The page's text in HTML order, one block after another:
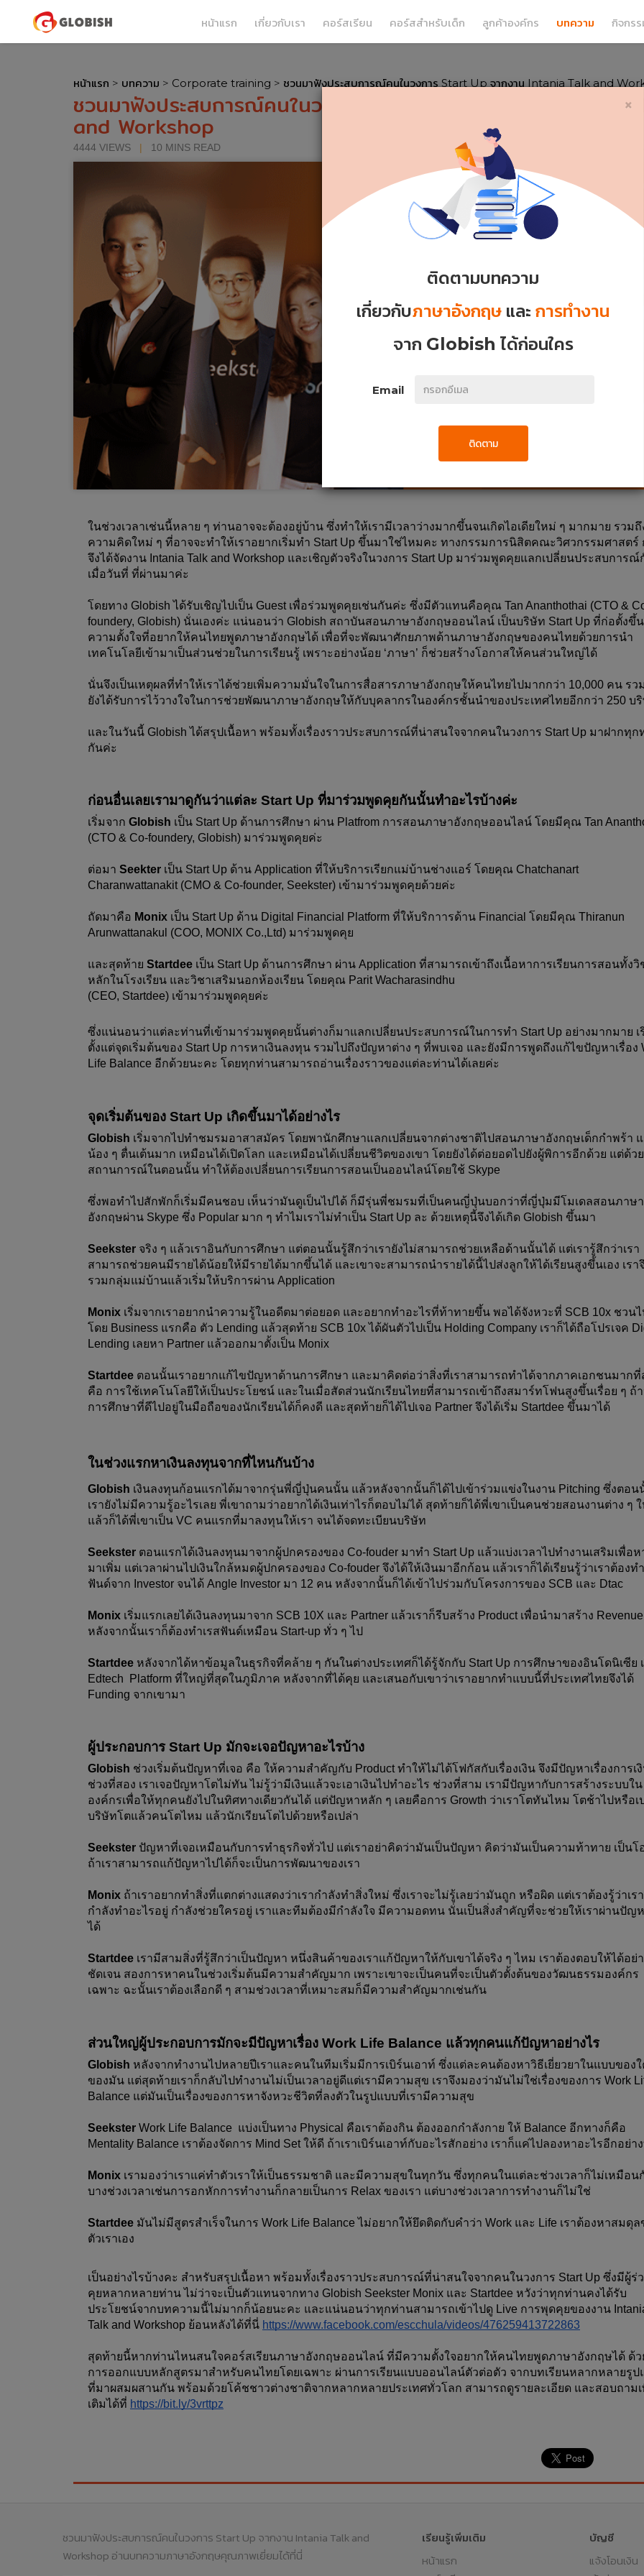
หน้าแรก เกี่ยวกับเรา คอร์สเรียน คอร์สสำหรับเด็ก ลูกค้าองค์กร บทความ กิจกรร
หน้าแรก > บทความ > Corporate training > ชวนมาฟังประสบการณ์คนในวงการ Start Up จากงาน Intania Talk and
ชวนมาฟังประสบการณ์คนในวงการ Start Up จากงาน Intania
and Workshop
4444 VIEWS | 10 MINS READ Thursday 29 /
ในช่วงเวลาเช่นนี้หลาย ๆ ท่านอาจจะต้องอยู่บ้าน ซึ่งทำให้เรามีเวลาว่างมากขึ้นจนเกิดไอเดียใหม่ ๆ มากมาย รวมถึ
ความคิดใหม่ ๆ ที่อาจจะทำให้เราอยากเริ่มทำ Start Up ขึ้นมาใช่ไหมคะ ทางกรรมการนิสิตคณะวิศวกรรมศาสตร์
จึงได้จัดงาน Intania Talk and Workshop และเชิญตัวจริงในวงการ Start Up มาร่วมพูดคุยแลกเปลี่ยนประสบการณ์
เมื่อวันที่ ที่ผ่านมาค่ะ
โดยทาง Globish ได้รับเชิญไปเป็น Guest เพื่อร่วมพูดคุยเช่นกันค่ะ ซึ่งมีตัวแทนคือคุณ Tan Ananthothai (CTO &
foundery, Globish) นั่นเองค่ะ แน่นอนว่า Globish สถาบันสอนภาษาอังกฤษออนไลน์ เป็นบริษัท Start Up ที่ก่อตั้งขึ้
ความตั้งใจที่อยากให้คนไทยพูดภาษาอังกฤษได้ เพื่อที่จะพัฒนาศักยภาพด้านภาษาอังกฤษของคนไทยด้วยการนำ
เทคโนโลยีเข้ามาเป็นส่วนช่วยในการเรียนรู้ เพราะอย่างน้อย ‘ภาษา’ ก็ช่วยสร้างโอกาสให้คนส่วนใหญ่ได้
นั่นจึงเป็นเหตุผลที่ทำให้เราได้ช่วยเพิ่มความมั่นใจในการสื่อสารภาษาอังกฤษให้คนไทยไปมากกว่า 10,000 คน รว
ยังได้รับการไว้วางใจในการช่วยพัฒนาภาษาอังกฤษให้กับบุคลากรในองค์กรชั้นนำของประเทศไทยอีกกว่า 250 บ
และในวันนี้ Globish ได้สรุปเนื้อหา พร้อมทั้งเรื่องราวประสบการณ์ที่น่าสนใจจากคนในวงการ Start Up มาฝากทุก
กันค่ะ
ก่อนอื่นเลยเรามาดูกันว่าแต่ละ Start Up ที่มาร่วมพูดคุยกันนั้นทำอะไรบ้างค่ะ
เริ่มจาก Globish เป็น Start Up ด้านการศึกษา ผ่าน Platfrom การสอนภาษาอังกฤษออนไลน์ โดยมีคุณ Tan
(CTO & Co-foundery, Globish) มาร่วมพูดคุยค่ะ
ต่อมา Seekter เป็น Start Up ด้าน Application ที่ให้บริการเรียกแม่บ้านช่างแอร์ โดยคุณ Chatchanart
Charanwattanakit (CMO & Co-founder, Seekster) เข้ามาร่วมพูดคุยด้วยค่ะ
ถัดมาคือ Monix เป็น Start Up ด้าน Digital Financial Platform ที่ให้บริกาารด้าน Financial โดยมีคุณ Thiranun
Arunwattanakul (COO, MONIX Co.,Ltd) มาร่วมพูดคุย
และสุดท้าย Startdee เป็น Start Up ด้านการศึกษา ผ่าน Application ที่สามารถเข้าถึงเนื้อหาการเรียนการสอนทั้งวิ
หลักในโรงเรียน และวิชาเสริมนอกห้องเรียน โดยคุณ Parit Wacharasindhu
(CEO, Startdee) เข้ามาร่วมพูดคุยค่ะ
ซึ่งแน่นอนว่าแต่ละท่านที่เข้ามาร่วมพูดคุยนั้นต่างก็มาแลกเปลี่ยนประสบการณ์ในการทำ Start Up อย่างมากมาย เ
ตั้งแต่จุดเริ่มต้นของ Start Up การหาเงินลงทุน รวมไปถึงปัญหาต่าง ๆ ที่พบเจอ และยังมีการพูดถึงแก้ไขปัญหาเรื่อง
Life Balance อีกด้วยนะคะ โดยทุกท่านสามารถอ่านเรื่องราวของแต่ละท่านได้เลยค่ะ
จุดเริ่มต้นของ Start Up เกิดขึ้นมาได้อย่างไร
Globish เริ่มจากไปทำชมรมอาสาสมัคร โดยพานักศึกษาแลกเปลี่ยนจากต่างชาติไปสอนภาษาอังกฤษเด็กกำพร้า
น้อง ๆ ตื่นเต้นมาก เหมือนได้เปิดโลก และเหมือนได้เปลี่ยนชีวิตของเขา โดยยังได้ต่อยอดไปยังผู้พิการอีกด้วย แต่ด้วย
สถานการณ์ในตอนนั้น ทำให้ต้องเปลี่ยนการเรียนการสอนเป็นออนไลน์โดยใช้ Skype
ซึ่งพอทำไปสักพักก็เริ่มมีคนชอบ เห็นว่ามันดูเป็นไปได้ ก็มีรุ่นพี่ชมรมที่เป็นคนญี่ปุ่นบอกว่าที่ญี่ปุ่มมีโมเดลสอนภาษา
อังกฤษผ่าน Skype ซึ่ง Popular มาก ๆ ทำไมเราไม่ทำเป็น Start Up ละ ด้วยเหตุนี้จึงได้เกิด Globish ขึ้นมา
Seekster จริง ๆ แล้วเราอินกับการศึกษา แต่ตอนนั้นรู้สึกว่าเรายังไม่สามารถช่วยเหลือด้านนั้นได้ แต่เรารู้สึกว่าเรา
สามารถช่วยคนมีรายได้น้อยให้มีรายได้มากขึ้นได้ และเขาจะสามารถนำรายได้นี้ไปส่งลูกให้ได้เรียนสูงขึ้นเอง เรา
รวมกลุ่มแม่บ้านแล้วเริ่มให้บริการผ่าน Application
Monix เริ่มจากเราอยากนำความรู้ในอดีตมาต่อยอด และอยากทำอะไรที่ท้าทายขึ้น พอได้จังหวะที่ SCB 10x ชวน
โดย Business แรกคือ ตัว Lending แล้วสุดท้าย SCB 10x ได้ผันตัวไปเป็น Holding Company เราก็ได้ถือโปรเจค
Lending เลยหา Partner แล้วออกมาตั้งเป็น Monix
Startdee ตอนนั้นเราอยากแก้ไขปัญหาด้านการศึกษา และมาคิดต่อว่าสิ่งที่เราสามารถทำได้จากภาคเอกชนมากที่
คือ การใช้เทคโนโลยีให้เป็นประโยชน์ และในเมื่อสัดส่วนนักเรียนไทยที่สามารถเข้าถึงสมาร์ทโฟนสูงขึ้นเรื่อย ๆ ถ้
การศึกษาที่ดีไปอยู่ในมือถือของนักเรียนได้ก็คงดี และสุดท้ายก็ได้ไปเจอ Partner จึงได้เริ่ม Startdee ขึ้นมาได้
ในช่วงแรกหาเงินลงทุนจากที่ไหนกันบ้าง
Globish เงินลงทุนก้อนแรกได้มาจากรุ่นพี่ญี่ปุ่นคนนั้น แล้วหลังจากนั้นก็ได้ไปเข้าร่วมแข่งในงาน Pitching ซึ่งตอน
เรายังไม่มีความรู้อะไรเลย พี่เขาถามว่าอยากได้เงินเท่าไรก็ตอบไม่ได้ สุดท้ายก็ได้พี่เขาเป็นคนช่วยสอนงานต่าง ๆ
แล้วก็ได้พี่เขาเป็น VC คนแรกที่มาลงทุนให้เรา จนได้จดทะเบียนบริษัท
Seekster ตอนแรกได้เงินลงทุนมาจากผู้ปกครองของ Co-fouder มาทำ Start Up แล้วแบ่งเวลาไปทำงานเสริมเพื่อห
มาเพิ่ม แต่เวลาผ่านไปเงินใกล้หมดผู้ปกครองของ Co-fouder จึงได้ให้เงินมาอีกก้อน แล้วเราก็ได้เรียนรู้ว่าเราต้องทำ
ฟันด์จาก Investor จนได้ Angle Investor มา 12 คน หลังจากนั้นก็ได้เข้าไปร่วมกับโครงการของ SCB และ Dtac
Monix เริ่มแรกเลยได้เงินลงทุนมาจาก SCB 10X และ Partner แล้วเราก็รีบสร้าง Product เพื่อนำมาสร้าง
หลังจากนั้นเราก็ต้องทำเรสฟันด์เหมือน Start-up ทั่ว ๆ ไป
Startdee หลังจากได้หาข้อมูลในธุรกิจที่คล้าย ๆ กันในต่างประเทศก็ได้รู้จักกับ Start Up การศึกษาของอินโดนิเซีย
Edtech  Platform ที่ใหญ่ที่สุดในภูมิภาค หลังจากที่ได้คุย และเสนอกับเขาว่าเราอยากทำแบบนี้ที่ประเทศไทยจึงได้
Funding จากเขามา
ผู้ประกอบการ Start Up มักจะเจอปัญหาอะไรบ้าง
Globish ช่วงเริ่มต้นปัญหาที่เจอ คือ ให้ความสำคัญกับ Product ทำให้ไม่ได้โฟกัสกับเรื่องเงิน จึงมีปัญหาเรื่องการเ
ช่วงที่สอง เราเจอปัญหาโตไม่ทัน ไม่รู้ว่ามีเงินแล้วจะเอาเงินไปทำอะไร ช่วงที่สาม เรามีปัญหากับการสร้างระบบใน
องค์กรเพื่อให้ทุกคนยังไปในทิศทางเดียวกันได้ แต่ปัญหาหลัก ๆ เลยคือการ Growth ว่าเราโตทันไหม โตช้าไปหรือเ
บริษัทโตแล้วคนโตไหม แล้วนักเรียนโตไปด้วยหรือเปล่า
Seekster ปัญหาที่เจอเหมือนกับการทำธุรกิจทั่วไป แต่เราอย่าคิดว่ามันเป็นปัญหา คิดว่ามันเป็นความท้าทาย เป็นโ
ถ้าเราสามารถแก้ปัญหาไปได้ก็จะเป็นการพัฒนาของเรา
Monix ถ้าเราอยากทำสิ่งที่แตกต่างแสดงว่าเรากำลังทำสิ่งใหม่ ซึ่งเราจะไม่รู้เลยว่ามันถูก หรือผิด แต่เราต้องรู้ว่าเรา
กำลังทำอะไรอยู่ กำลังช่วยใครอยู่ เราและทีมต้องมีกำลังใจ มีความอดทน นั่นเป็นสิ่งสำคัญที่จะช่วยให้เราผ่านปัญห
ได้
Startdee เรามีสามสิ่งที่รู้สึกว่าเป็นปัญหา หนึ่งสินค้าของเราแก้ปัญหาให้กับเขาได้จริง ๆ ไหม เราต้องตอบให้ได้อย่
ชัดเจน สองการหาคนในช่วงเริ่มต้นมีความสำคัญมาก เพราะเขาจะเป็นคนที่จะเป็นตัวตั้งต้นของวัฒนธรรมองค์กร
เฉพาะ ฉะนั้นเราต้องเลือกดี ๆ สามช่วงเวลาที่เหมาะสมก็มีความสำคัญมากเช่นกัน
ส่วนใหญ่ผู้ประกอบการมักจะมีปัญหาเรื่อง Work Life Balance แล้วทุกคนแก้ปัญหาอย่างไร
Globish หลังจากทำงานไปหลายปีเราและคนในทีมเริ่มมีการเบิร์นเอาท์ ซึ่งแต่ละคนต้องหาวิธีเยี่ยวยาในแบบของ
ของมัน แต่สุดท้ายเราก็กลับไปทำงานไม่เป็นเวลาอยู่ดีแต่เรามีความสุข เราจึงมองว่ามันไม่ใช่เรื่องของการ Work
Balance แต่มันเป็นเรื่องของการหาจังหวะชีวิตที่ลงตัวในรูปแบบที่เรามีความสุข
Seekster Work Life Balance  แบ่งเป็นทาง Physical คือเราต้องกิน ต้องออกกำลังกาย ให้ Balance อีกทางก็คือ
Mentality Balance เราต้องจัดการ Mind Set ให้ดี ถ้าเราเบิร์นเอาท์กับอะไรสักอย่าง เราก็แค่ไปลองหาอะไรอีกอย่า
Monix เรามองว่าเราแค่ทำตัวเราให้เป็นธรรมชาติ และมีความสุขในทุกวัน ซึ่งทุกคนในแต่ละช่วงเวลาก็ไม่เหมือน
บางช่วงเวลาเช่นการอกหักการทำงานก็กลายเป็นการ Relax ของเรา แต่บางช่วงเวลาการทำงานก็ไม่ใช่
Startdee มันไม่มีสูตรสำเร็จในการ Work Life Balance ไม่อยากให้ยึดติดกับคำว่า Work และ Life เราต้องหาสมดุล
ตัวเราเอง
เป็นอย่างไรบ้างคะ สำหรับสรุปเนื้อหา พร้อมทั้งเรื่องราวประสบการณ์ที่น่าสนใจจากคนในวงการ Start Up ซึ่งมีผู้ร่
คุยหลากหลายท่าน ไม่ว่าจะเป็นตัวแทนจากทาง Globish Seekster Monix และ Startdee หวังว่าทุกท่านคงได้รับ
ประโยชน์จากบทความนี้ไม่มากก็น้อยนะคะ และแน่นอนว่าทุกท่านสามารถเข้าไปดู Live การพุดคุยของงาน
Talk and Workshop ย้อนหลังได้ที่นี่ https://www.facebook.com/escchula/videos/476259413722863
สุดท้ายนี้หากท่านไหนสนใจคอร์สเรียนภาษาอังกฤษออนไลน์ ที่มีความตั้งใจอยากให้คนไทยพูดภาษาอังกฤษได้ ด้ว
การออกแบบหลักสูตรมาสำหรับคนไทยโดยเฉพาะ ผ่านการเรียนแบบออนไลน์ตัวต่อตัว จากบทเรียนหลากหลายรูป
ที่มาผสมผสานกัน พร้อมด้วยโค้ชชาวต่างชาติจากหลากหลายประเทศทั่วโลก สามารถดูรายละเอียด และสอบถาม
เติมได้ที่ https://bit.ly/3vrttpz
×
ติดตามบทความ
เกี่ยวกับภาษาอังกฤษ และ การทำงาน
จาก Globish ได้ก่อนใคร
Email
ติดตาม
เรียนรู้เพิ่มเติม
หน้าแรก
บัญชี
แจ้งโอนเงิน
ชวนมาฟังประสบการณ์คนในวงการ Start Up จากงาน Intania Talk and
Workshop อ่านบทความภาษาอังกฤษคุณภาพเยี่ยมได้ที่นี่